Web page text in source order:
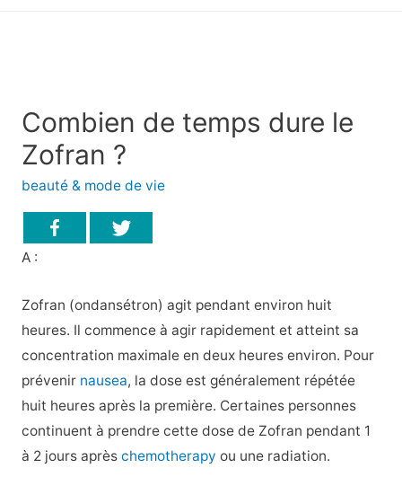
Combien de temps dure le
Zofran ?
beauté & mode de vie
A :
Zofran (ondansétron) agit pendant environ huit
heures. Il commence à agir rapidement et atteint sa
concentration maximale en deux heures environ. Pour
prévenir nausea, la dose est généralement répétée
huit heures après la première. Certaines personnes
continuent à prendre cette dose de Zofran pendant 1
à 2 jours après chemotherapy ou une radiation.